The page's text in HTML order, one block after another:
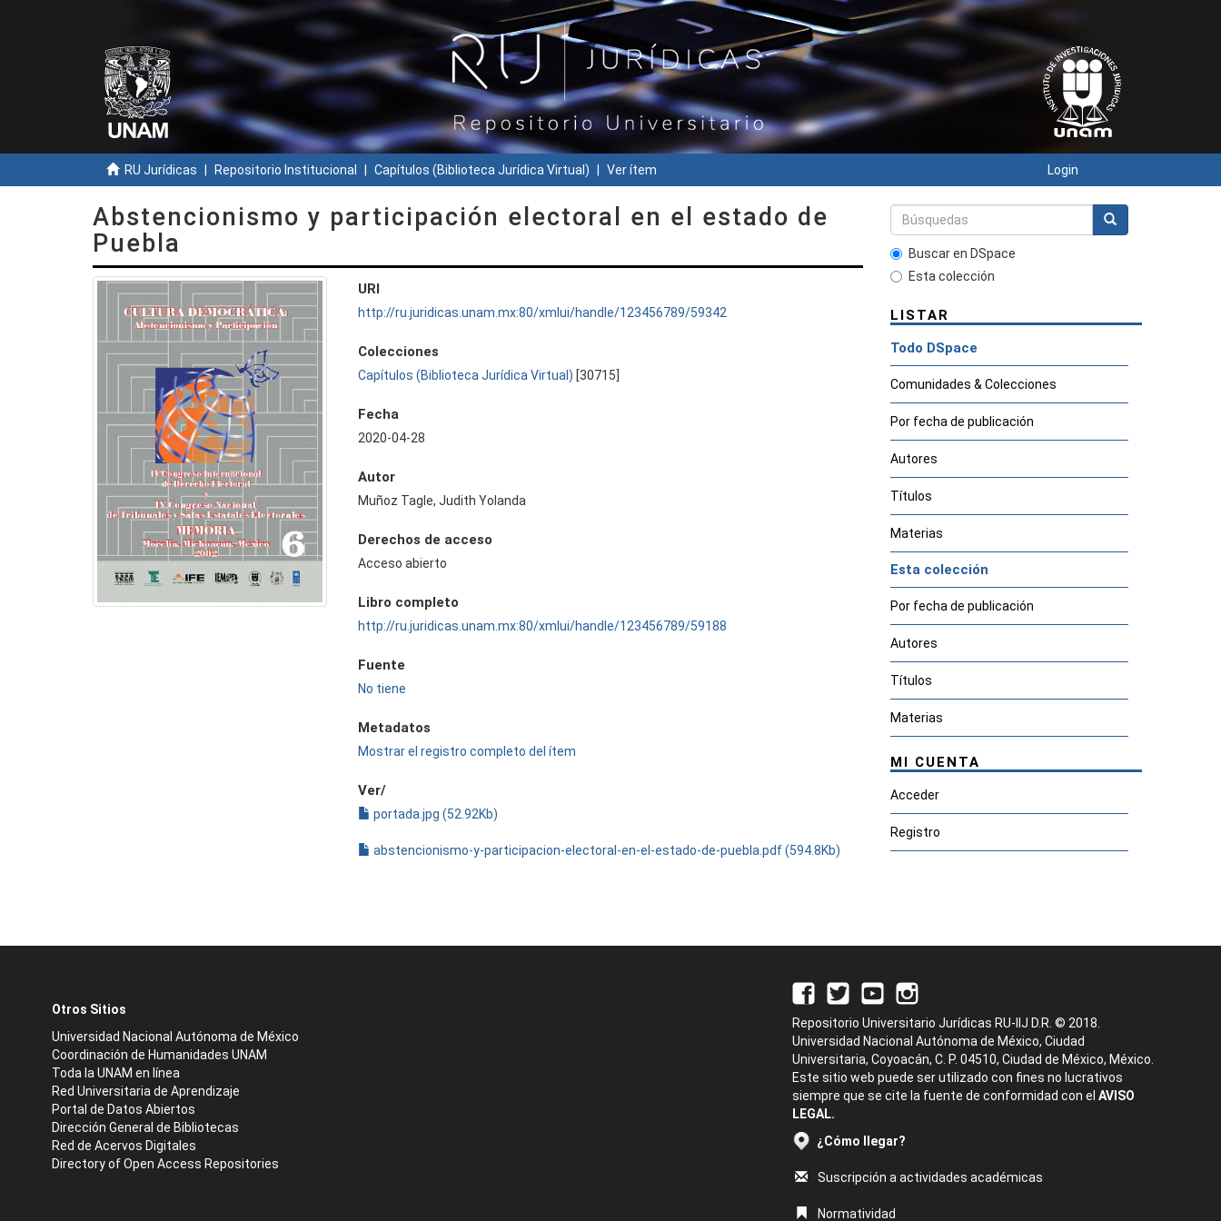
RU Jurídicas Repositorio Institucional Capítulos (Biblioteca Jurídica Virtual) Ver ítem Login
Abstencionismo y participación electoral en el estado de
Puebla
URI
http://ru.juridicas.unam.mx:80/xmlui/handle/123456789/59342
Colecciones
Capítulos (Biblioteca Jurídica Virtual) [30715]
Fecha
2020-04-28
Autor
Muñoz Tagle, Judith Yolanda
Derechos de acceso
Acceso abierto
Libro completo
http://ru.juridicas.unam.mx:80/xmlui/handle/123456789/59188
Fuente
No tiene
Metadatos
Mostrar el registro completo del ítem
Ver/
portada.jpg (52.92Kb)
abstencionismo-y-participacion-electoral-en-el-estado-de-puebla.pdf (594.8Kb)
Buscar en DSpace
Esta colección
LISTAR
Todo DSpace
Comunidades & Colecciones
Por fecha de publicación
Autores
Títulos
Materias
Esta colección
Por fecha de publicación
Autores
Títulos
Materias
MI CUENTA
Acceder
Registro
Otros Sitios
Universidad Nacional Autónoma de México
Coordinación de Humanidades UNAM
Toda la UNAM en línea
Red Universitaria de Aprendizaje
Portal de Datos Abiertos
Dirección General de Bibliotecas
Red de Acervos Digitales
Directory of Open Access Repositories
Repositorio Universitario Jurídicas RU-IIJ D.R. © 2018.
Universidad Nacional Autónoma de México, Ciudad
Universitaria, Coyoacán, C. P. 04510, Ciudad de México, México.
Este sitio web puede ser utilizado con fines no lucrativos
siempre que se cite la fuente de conformidad con el AVISO
LEGAL.
¿Cómo llegar?
Suscripción a actividades académicas
Normatividad